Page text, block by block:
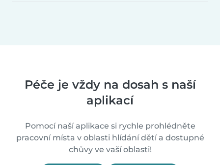
Péče je vždy na dosah s naší
aplikací
Pomocí naší aplikace si rychle prohlédněte
pracovní místa v oblasti hlídání dětí a dostupné
chůvy ve vaší oblasti!